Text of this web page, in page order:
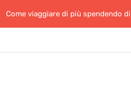
Come viaggiare di più spendendo